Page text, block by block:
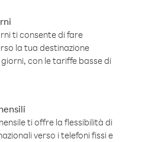
ti consente di fare
la tua destinazione
con le tariffe basse di
ti offre la flessibilità di
verso i telefoni fissi e